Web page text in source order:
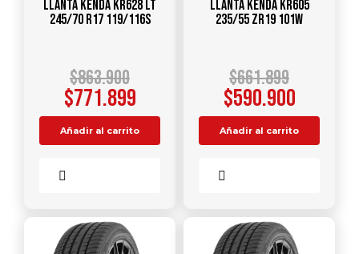
Llanta KENDA KR628 LT
245/70 R17 119/116S
$863.900
$771.899
Añadir al carrito
Llanta KENDA KR605
235/55 ZR19 101W
$661.899
$590.900
Añadir al carrito